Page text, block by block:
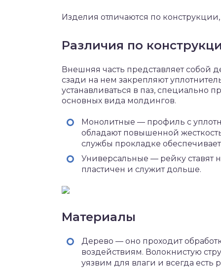
Изделия отличаются по
Различия по
Внешняя часть представляет собой
сзади на нем закрепляют
устанавливаться в паз, специально
основных вида молдингов.
Монолитные — профиль с
обладают повышенной
службы прокладке обеспечивает
Универсальные — рейку ставят
пластичен и служит дольше.
Материалы
Дерево — оно проходит
воздействиям. Волокнистую
уязвим для влаги и всегда есть